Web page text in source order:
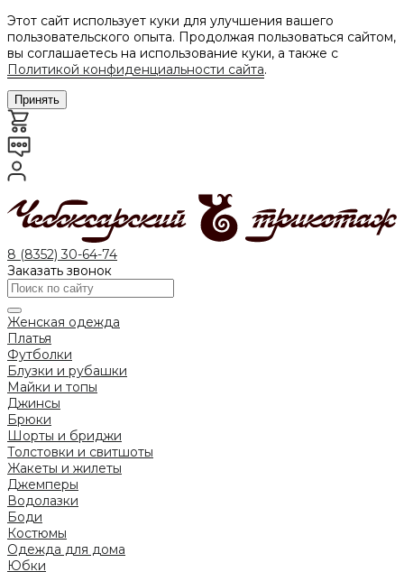
Этот сайт использует куки для улучшения вашего
пользовательского опыта. Продолжая пользоваться сайтом,
вы соглашаетесь на использование куки, а также с
Политикой конфиденциальности сайта.
Принять
8 (8352) 30-64-74
Заказать звонок
Женская одежда
Платья
Футболки
Блузки и рубашки
Майки и топы
Джинсы
Брюки
Шорты и бриджи
Толстовки и свитшоты
Жакеты и жилеты
Джемперы
Водолазки
Боди
Костюмы
Одежда для дома
Юбки